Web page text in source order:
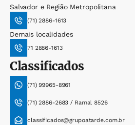
Salvador e Região Metropolitana
(71) 2886-1613
Demais localidades
71 2886-1613
Classificados
(71) 99965-8961
(71) 2886-2683 / Ramal 8526
classificados@grupoatarde.com.br